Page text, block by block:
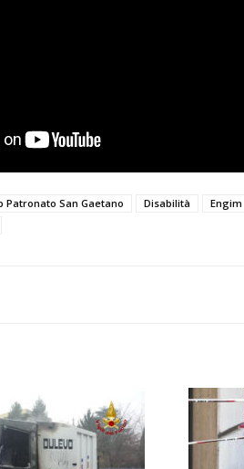
Patronato San Gaetano Disabilità Engim